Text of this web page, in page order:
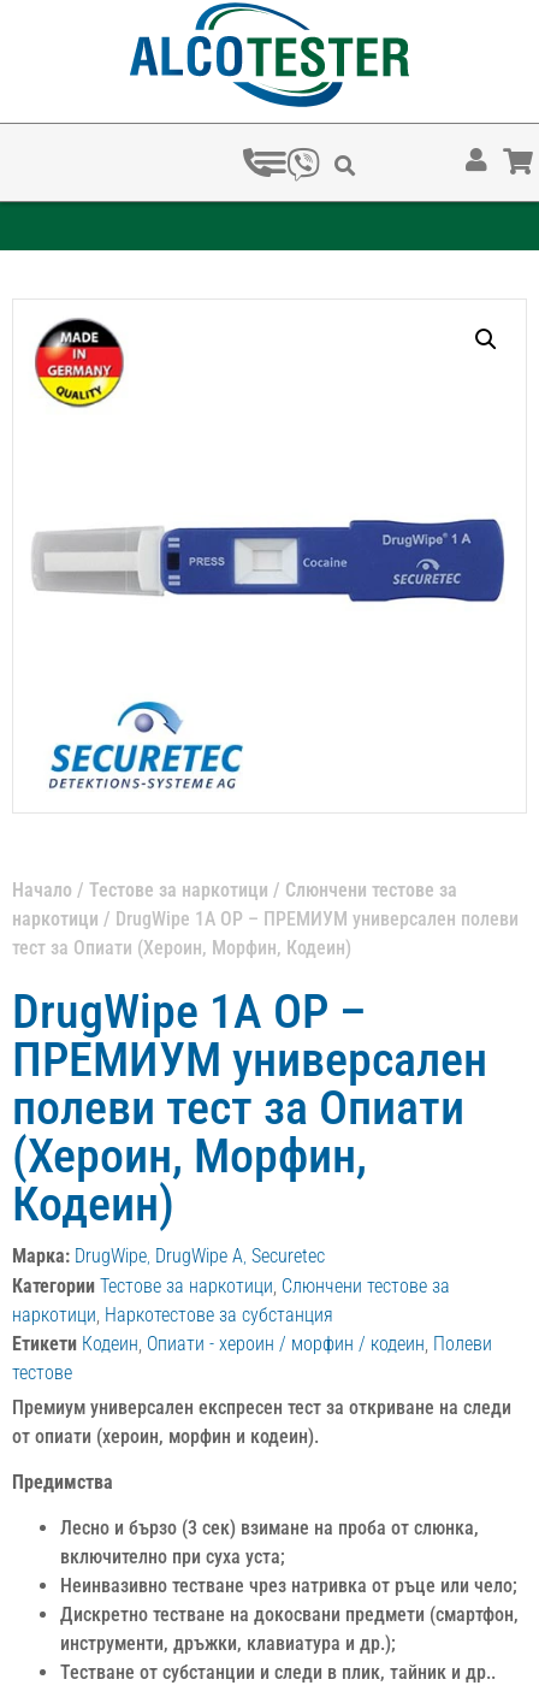
Начало / Тестове за наркотици / Слюнчени тестове за
наркотици / DrugWipe 1A OP – ПРЕМИУМ универсален полеви
тест за Опиати (Хероин, Морфин, Кодеин)
DrugWipe 1A OP –
ПРЕМИУМ универсален
полеви тест за Опиати
(Хероин, Морфин,
Кодеин)
Марка: DrugWipe DrugWipe A Securetec
Категории Тестове за наркотици Слюнчени тестове за
наркотици Наркотестове за субстанция
Етикети Кодеин Опиати - хероин / морфин / кодеин Полеви
тестове
Премиум универсален експресен тест за откриване на следи
от опиати (хероин, морфин и кодеин).
Предимства
Лесно и бързо (3 сек) взимане на проба от слюнка,
включително при суха уста;
Неинвазивно тестване чрез натривка от ръце или чело;
Дискретно тестване на докосвани предмети (смартфон,
инструменти, дръжки, клавиатура и др.);
Тестване от субстанции и следи в плик, тайник и др..